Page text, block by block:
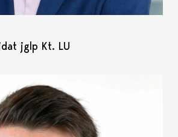
jglp Kt. LU